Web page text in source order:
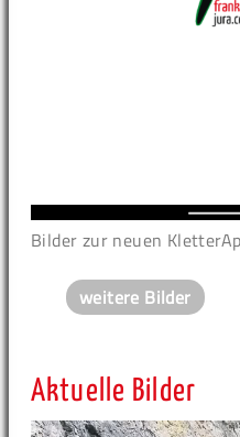
Bilder zur neuen
weitere Bilder
Aktuelle Bilder